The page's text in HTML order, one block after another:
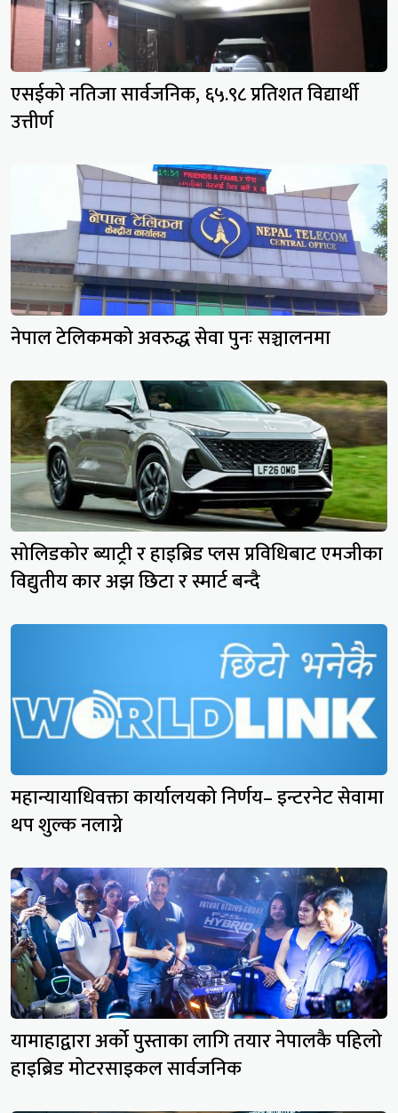
एसईको नतिजा सार्वजनिक, ६५.९८ प्रतिशत विद्यार्थी
उत्तीर्ण
नेपाल टेलिकमको अवरुद्ध सेवा पुनः सञ्चालनमा
सोलिडकोर ब्याट्री र हाइब्रिड प्लस प्रविधिबाट एमजीका
विद्युतीय कार अझ छिटा र स्मार्ट बन्दै
महान्यायाधिवक्ता कार्यालयको निर्णय– इन्टरनेट सेवामा
थप शुल्क नलाग्ने
यामाहाद्वारा अर्को पुस्ताका लागि तयार नेपालकै पहिलो
हाइब्रिड मोटरसाइकल सार्वजनिक